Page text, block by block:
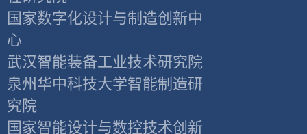
国家数字化设计与制造创新中
心
武汉智能装备工业技术研究院
泉州华中科技大学智能制造研
究院
国家智能设计与数控技术创新